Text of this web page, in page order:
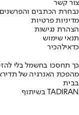
צור קשר
נבחרת הכתבים והפרשנים
מדיניות פרטיות
הצהרת נגישות
תנאי שימוש
כדאילהכיר
כך תחסכו בחשמל בלי
מהפכת האנרגיה של
בבית
בשיתוף TADIRAN